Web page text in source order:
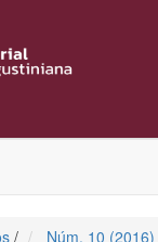
/ Núm. 10 (2016)